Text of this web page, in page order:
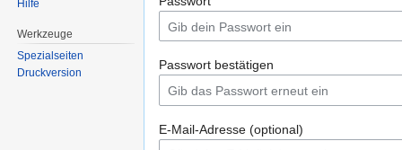
Passwort bestätigen
E-Mail-Adresse (optional)
Hilfe
Werkzeuge
Spezialseiten
Druckversion